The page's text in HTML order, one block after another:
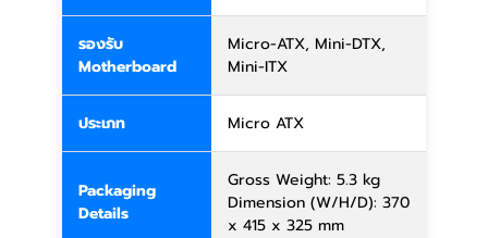
รองรับ
Motherboard
Micro-ATX, Mini-DTX,
Mini-ITX
ประเภท Micro ATX
Packaging
Details
Gross Weight: 5.3 kg
Dimension (W/H/D): 370
x 415 x 325 mm